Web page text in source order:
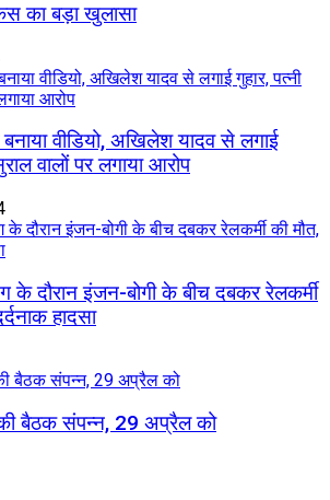
का बड़ा खुलासा
वीडियो, अखिलेश यादव से लगाई
वालों पर लगाया आरोप
के दौरान इंजन-बोगी के बीच दबकर रेलकर्मी
हादसा
की बैठक संपन्न, 29 अप्रैल को